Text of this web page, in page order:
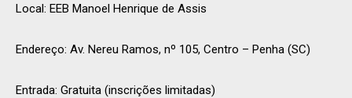
Local: EEB Manoel Henrique de Assis
Endereço: Av. Nereu Ramos, nº 105, Centro – Penha (SC)
Entrada: Gratuita (inscrições limitadas)